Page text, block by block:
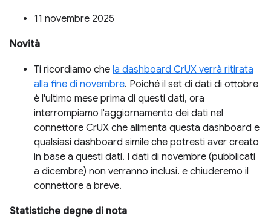
11 novembre 2025
Novità
Ti ricordiamo che la dashboard CrUX verrà ritirata
alla fine di novembre. Poiché il set di dati di ottobre
è l'ultimo mese prima di questi dati, ora
interrompiamo l'aggiornamento dei dati nel
connettore CrUX che alimenta questa dashboard e
qualsiasi dashboard simile che potresti aver creato
in base a questi dati. I dati di novembre (pubblicati
a dicembre) non verranno inclusi. e chiuderemo il
connettore a breve.
Statistiche degne di nota